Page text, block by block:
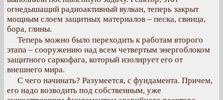
огнедышащий радиоактивный вулкан, теперь закрыт
мощным слоем защитных материалов – песка, свинца,
бора, глины.
Теперь можно было переходить к работам второго
этапа – сооружению над всем четвертым энергоблоком
защитного саркофага, который изолирует его от
внешнего мира.
С чего начинать? Разумеется, с фундамента. Причем,
его надо возводить под собственным, уже